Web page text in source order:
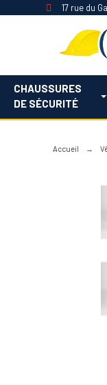
17 rue du
CHAUSSURES
DE SÉCURITÉ
Accueil